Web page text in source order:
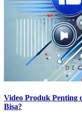
Video Produk Penting
Bisa?